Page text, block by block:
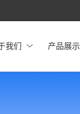
我们 产品展示